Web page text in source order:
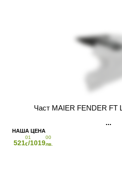
Част MAIER FENDER FT
521
01
€/1019
00
лв.